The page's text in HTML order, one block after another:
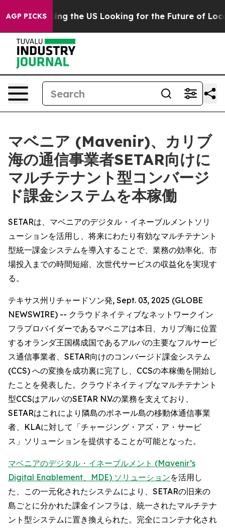
AGP PICKS
Crossing the US Looking for the Future of Local
マベニア (Mavenir)、カリブ
海の通信事業者SETAR向けに
マルチテナント型コンバージ
ド課金システムを本稼働
SETARは、マベニアのデジタル・イネーブルメントソリ
ューションを活用し、将来にわたり有効なマルチテナント
型統一課金システムを導入することで、業務の効率化、市
場投入までの時間短縮、次世代サービスの収益化を実現す
る。
テキサス州リチャードソン発, Sept. 03, 2025 (GLOBE
NEWSWIRE) -- クラウドネイティブなネットワークイン
フラプロバイダーであるマベニアは本日、カリブ海に位置
するオランダ王国構成国であるアルバの主要なフルサービ
ス通信事業者、SETAR向けのコンバージド課金システム
(CCS) への変換を成功裏に完了し、CCSの本稼働を開始し
たことを発表した。クラウドネイティブなマルチテナント
型CCSはアルバのSETAR N.V.の業務を支えており、
SETARはこれにより隣島のボネール島の移動体通信事業
者、KLAに対して「チャージング・アズ・ア・サービ
ス」ソリューションを提供することが可能となった。
マベニアのデジタル・イネーブルメント (Mavenir’s
Digital Enablement、MDE) ソリューションを活用し
た、この一元化されたシステムにより、SETARの旧来の
島ごとに分かれた課金インフラは、統一されたマルチテナ
ント型システムに置き換えられた。完全にコンテナ化され